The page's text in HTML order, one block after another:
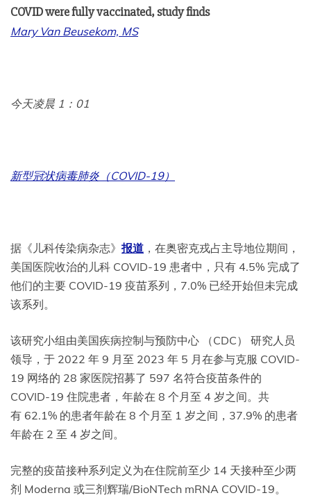
COVID were fully vaccinated, study finds
Mary Van Beusekom, MS
今天凌晨 1：01
新型冠状病毒肺炎（COVID-19）
据《儿科传染病杂志》 报道 ，在奥密克戎占主导地位期间，
美国医院收治的儿科 COVID-19 患者中，只有 4.5% 完成了
他们的主要 COVID-19 疫苗系列，7.0% 已经开始但未完成
该系列。
该研究小组由美国疾病控制与预防中心 （CDC） 研究人员
领导，于 2022 年 9 月至 2023 年 5 月在参与克服 COVID-
19 网络的 28 家医院招募了 597 名符合疫苗条件的
COVID-19 住院患者，年龄在 8 个月至 4 岁之间。共
有 62.1% 的患者年龄在 8 个月至 1 岁之间，37.9% 的患者
年龄在 2 至 4 岁之间。
完整的疫苗接种系列定义为在住院前至少 14 天接种至少两
剂 Moderna 或三剂辉瑞/BioNTech mRNA COVID-19。